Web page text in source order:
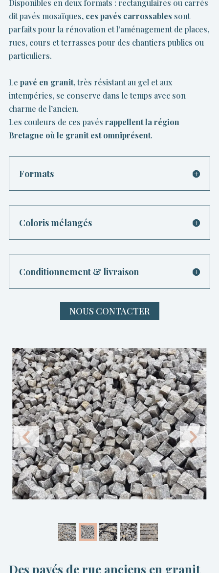
Disponibles en deux formats : rectangulaires ou carrés
dit pavés mosaïques, ces pavés carrossables sont
parfaits pour la rénovation et l’aménagement de places,
rues, cours et terrasses pour des chantiers publics ou
particuliers.
Le pavé en granit, très résistant au gel et aux
intempéries, se conserve dans le temps avec son
charme de l’ancien.
Les couleurs de ces pavés rappellent la région
Bretagne où le granit est omniprésent.
Formats
Coloris mélangés
Conditionnement & livraison
NOUS CONTACTER
Des pavés de rue anciens en granit